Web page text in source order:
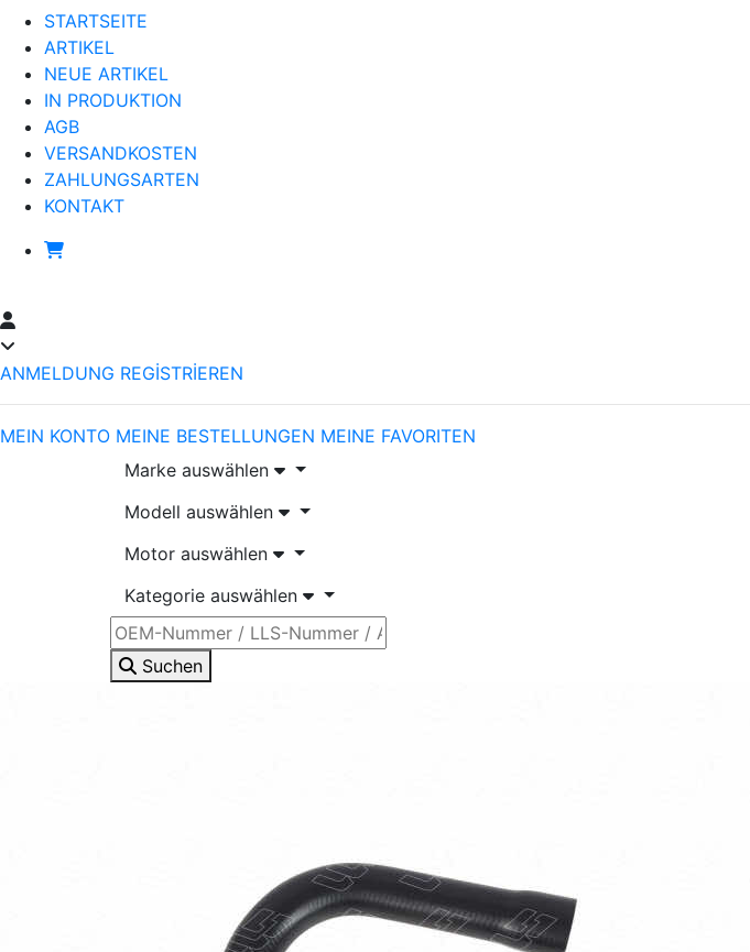
STARTSEITE
ARTIKEL
NEUE ARTIKEL
IN PRODUKTION
AGB
VERSANDKOSTEN
ZAHLUNGSARTEN
KONTAKT
ANMELDUNG REGİSTRİEREN
MEIN KONTO MEINE BESTELLUNGEN MEINE FAVORITEN
Marke auswählen
Modell auswählen
Motor auswählen
Kategorie auswählen
Suchen